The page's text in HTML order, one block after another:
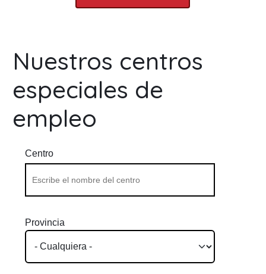
Nuestros centros
especiales de
empleo
Centro
Provincia